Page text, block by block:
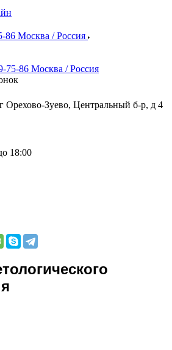
86 Москва / Россия
75-86 Москва / Россия
Орехово-Зуево, Центральный б-р, д 4
18:00